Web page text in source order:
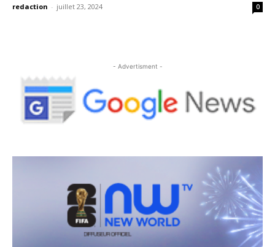
redaction - juillet 23, 2024 0
- Advertisment -